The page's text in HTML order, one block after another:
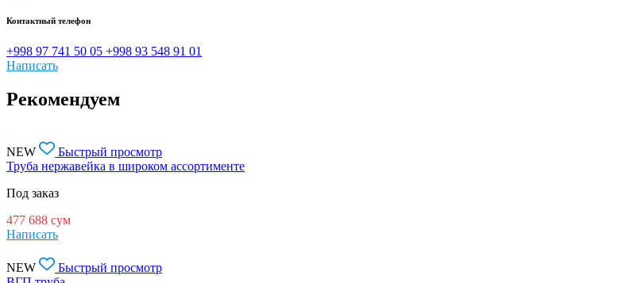
Контактный телефон
+998 97 741 50 05 +998 93 548 91 01
Написать
Рекомендуем
NEW
Быстрый просмотр
Труба нержавейка в широком ассортименте
Под заказ
477 688 сум
Написать
NEW
Быстрый просмотр